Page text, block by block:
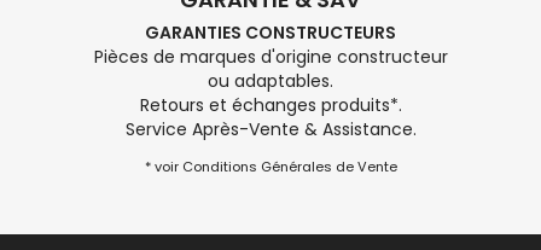
GARANTIES CONSTRUCTEURS
Pièces de marques d'origine constructeur
ou adaptables.
Retours et échanges produits*.
Service Après-Vente & Assistance.
* voir Conditions Générales de Vente